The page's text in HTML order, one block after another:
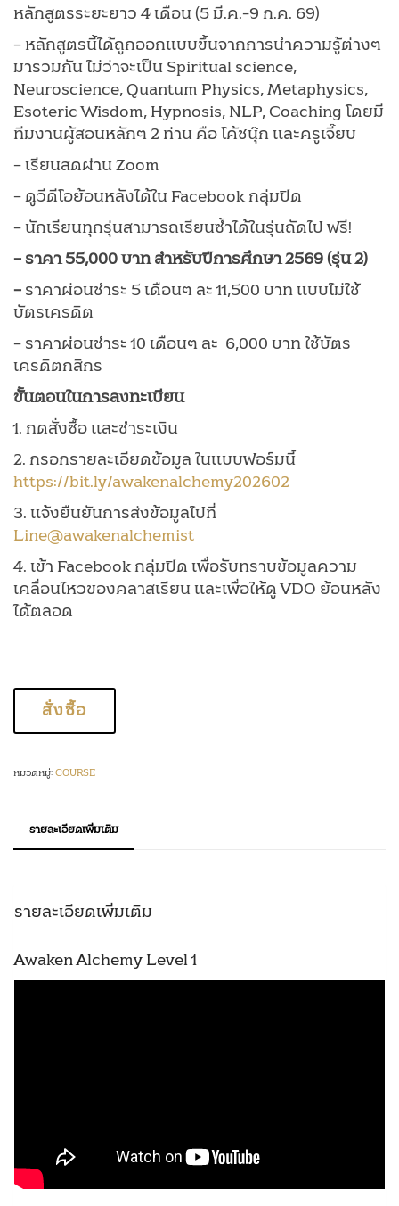
หลักสูตรระยะยาว 4 เดือน (5 มี.ค.-9 ก.ค. 69)
– หลักสูตรนี้ได้ถูกออกแบบขึ้นจากการนำความรู้ต่างๆ
มารวมกัน ไม่ว่าจะเป็น Spiritual science,
Neuroscience, Quantum Physics, Metaphysics,
Esoteric Wisdom, Hypnosis, NLP, Coaching โดยมี
ทีมงานผู้สอนหลักๆ 2 ท่าน คือ โค้ชนุ๊ก และครูเจี๊ยบ
– เรียนสดผ่าน Zoom
– ดูวีดีโอย้อนหลังได้ใน Facebook กลุ่มปิด
– นักเรียนทุกรุ่นสามารถเรียนซ้ำได้ในรุ่นถัดไป ฟรี!
– ราคา 55,000 บาท สำหรับปีการศึกษา 2569 (รุ่น 2)
– ราคาผ่อนชำระ 5 เดือนๆ ละ 11,500 บาท แบบไม่ใช้
บัตรเครดิต
– ราคาผ่อนชำระ 10 เดือนๆ ละ 6,000 บาท ใช้บัตร
เครดิตกสิกร
ขั้นตอนในการลงทะเบียน
1. กดสั่งซื้อ และชำระเงิน
2. กรอกรายละเอียดข้อมูล ในแบบฟอร์มนี้
https://bit.ly/awakenalchemy202602
3. แจ้งยืนยันการส่งข้อมูลไปที่
Line@awakenalchemist
4. เข้า Facebook กลุ่มปิด เพื่อรับทราบข้อมูลความ
เคลื่อนไหวของคลาสเรียน และเพื่อให้ดู VDO ย้อนหลัง
ได้ตลอด
จำนวน
Awaken
Level
สั่งซื้อ
หมวดหมู่: COURSE
รายละเอียดเพิ่มเติม
รายละเอียดเพิ่มเติม
Awaken Alchemy Level 1